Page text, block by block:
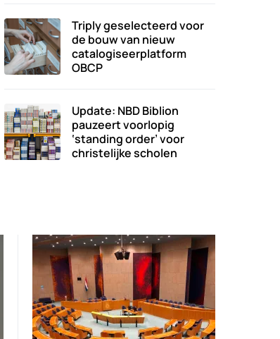
Triply geselecteerd voor
de bouw van nieuw
catalogiseerplatform
OBCP
Update: NBD Biblion
pauzeert voorlopig
‘standing order’ voor
christelijke scholen